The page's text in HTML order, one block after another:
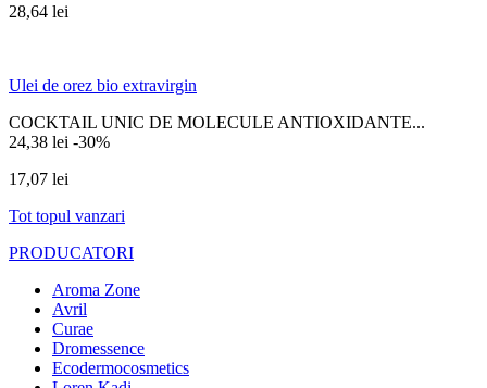
28,64 lei
Ulei de orez bio extravirgin
COCKTAIL UNIC DE MOLECULE ANTIOXIDANTE...
24,38 lei -30%
17,07 lei
Tot topul vanzari
PRODUCATORI
Aroma Zone
Avril
Curae
Dromessence
Ecodermocosmetics